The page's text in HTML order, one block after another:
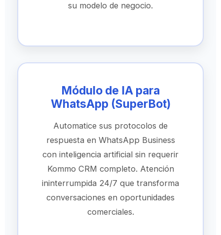
su modelo de negocio.
Módulo de IA para
WhatsApp (SuperBot)
Automatice sus protocolos de
respuesta en WhatsApp Business
con inteligencia artificial sin requerir
Kommo CRM completo. Atención
ininterrumpida 24/7 que transforma
conversaciones en oportunidades
comerciales.